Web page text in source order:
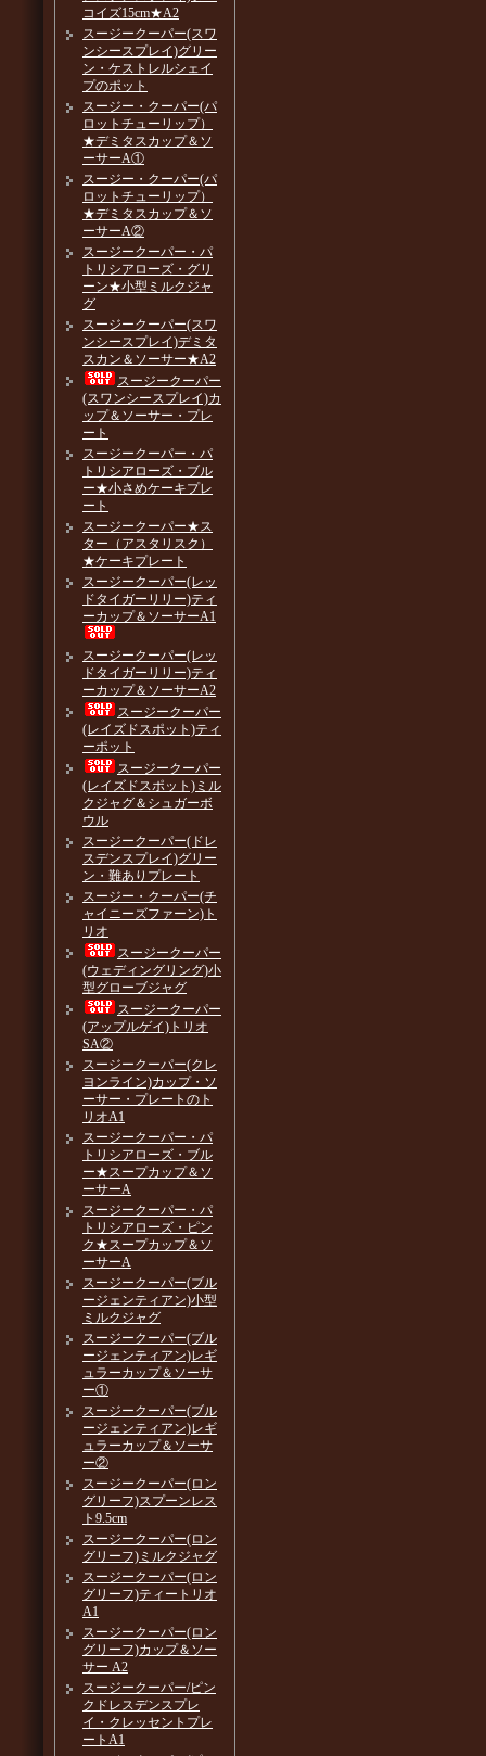
コイズ15cm★A2
スージークーパー(スワ
ンシースプレイ)グリー
ン・ケストレルシェイ
プのポット
スージー・クーパー(パ
ロットチューリップ）
★デミタスカップ＆ソ
ーサーA①
スージー・クーパー(パ
ロットチューリップ）
★デミタスカップ＆ソ
ーサーA②
スージークーパー・パ
トリシアローズ・グリ
ーン★小型ミルクジャ
グ
スージークーパー(スワ
ンシースプレイ)デミタ
スカン＆ソーサー★A2
スージークーパー
(スワンシースプレイ)カ
ップ＆ソーサー・プレ
ート
スージークーパー・パ
トリシアローズ・ブル
ー★小さめケーキプレ
ート
スージークーパー★ス
ター（アスタリスク）
★ケーキプレート
スージークーパー(レッ
ドタイガーリリー)ティ
ーカップ＆ソーサーA1
スージークーパー(レッ
ドタイガーリリー)ティ
ーカップ＆ソーサーA2
スージークーパー
(レイズドスポット)ティ
ーポット
スージークーパー
(レイズドスポット)ミル
クジャグ＆シュガーボ
ウル
スージークーパー(ドレ
スデンスプレイ)グリー
ン・難ありプレート
スージー・クーパー(チ
ャイニーズファーン)ト
リオ
スージークーパー
(ウェディングリング)小
型グローブジャグ
スージークーパー
(アップルゲイ)トリオ
SA②
スージークーパー(クレ
ヨンライン)カップ・ソ
ーサー・プレートのト
リオA1
スージークーパー・パ
トリシアローズ・ブル
ー★スープカップ＆ソ
ーサーA
スージークーパー・パ
トリシアローズ・ピン
ク★スープカップ＆ソ
ーサーA
スージークーパー(ブル
ージェンティアン)小型
ミルクジャグ
スージークーパー(ブル
ージェンティアン)レギ
ュラーカップ＆ソーサ
ー①
スージークーパー(ブル
ージェンティアン)レギ
ュラーカップ＆ソーサ
ー②
スージークーパー(ロン
グリーフ)スプーンレス
ト9.5cm
スージークーパー(ロン
グリーフ)ミルクジャグ
スージークーパー(ロン
グリーフ)ティートリオ
A1
スージークーパー(ロン
グリーフ)カップ＆ソー
サー A2
スージークーパー/ピン
クドレスデンスプレ
イ・クレッセントプレ
ートA1